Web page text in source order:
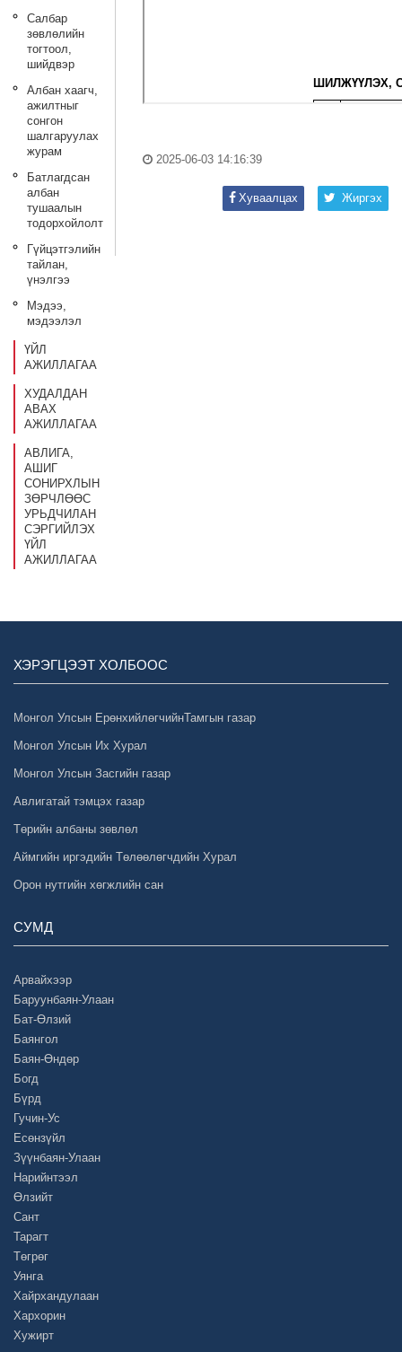
Салбар
зөвлөлийн
тогтоол,
шийдвэр
Албан хаагч,
ажилтныг
сонгон
шалгаруулах
журам
Батлагдсан
албан
тушаалын
тодорхойлолт
Гүйцэтгэлийн
тайлан,
үнэлгээ
Мэдээ,
мэдээлэл
ҮЙЛ
АЖИЛЛАГАА
ХУДАЛДАН
АВАХ
АЖИЛЛАГАА
АВЛИГА,
АШИГ
СОНИРХЛЫН
ЗӨРЧЛӨӨС
УРЬДЧИЛАН
СЭРГИЙЛЭХ
ҮЙЛ
АЖИЛЛАГАА
2025-06-03 14:16:39
Жиргэх
Хуваалцах
ХЭРЭГЦЭЭТ ХОЛБООС
Монгол Улсын ЕрөнхийлөгчийнТамгын газар
Монгол Улсын Их Хурал
Монгол Улсын Засгийн газар
Авлигатай тэмцэх газар
Төрийн албаны зөвлөл
Аймгийн иргэдийн Төлөөлөгчдийн Хурал
Орон нутгийн хөгжлийн сан
СУМД
Арвайхээр
Баруунбаян-Улаан
Бат-Өлзий
Баянгол
Баян-Өндөр
Богд
Бүрд
Гучин-Ус
Есөнзүйл
Зүүнбаян-Улаан
Нарийнтээл
Өлзийт
Сант
Тарагт
Төгрөг
Уянга
Хайрхандулаан
Хархорин
Хужирт